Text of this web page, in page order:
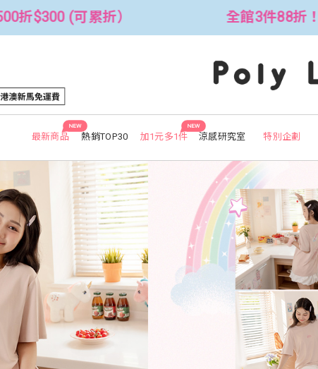
全館3件88折！🦄 滿$2500折$300 (可累折）
NEW
最新商品 熱銷TOP30
NEW
加1元多1件 涼感研究室 特別企劃